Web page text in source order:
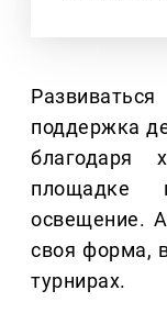
поддержка
благодаря
площадке
освещение.
своя форма,
турнирах.